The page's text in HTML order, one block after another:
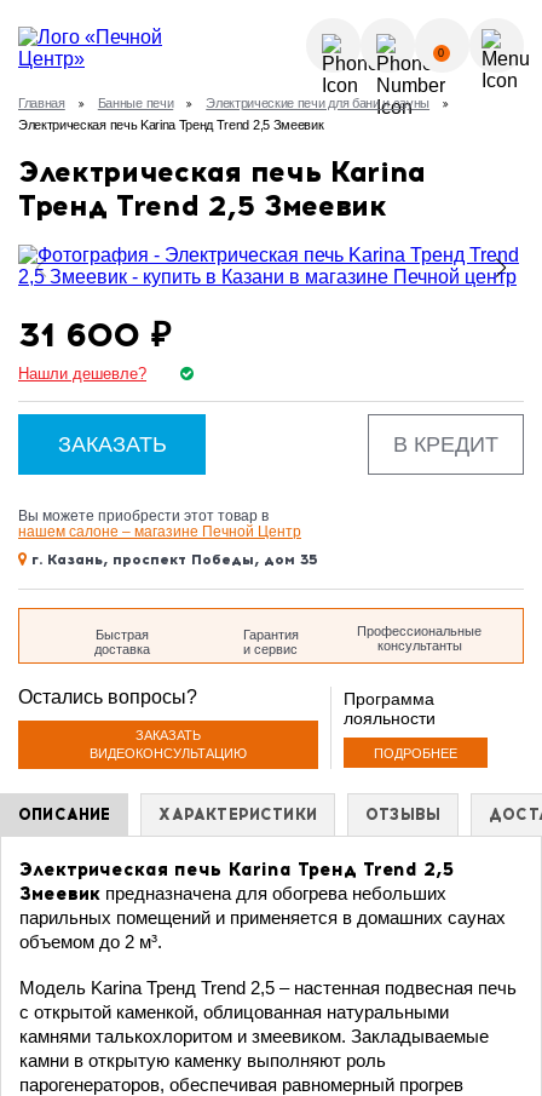
8 (843) 570-64-51
8 (937) 615-32-40
О КОМПАНИИ
КАК КУПИТЬ?
ПОЛЕЗНЫЕ СТАТЬИ
НОВОСТИ
КОНТАКТЫ
0
Главная Банные печи
Электрические печи для бани и сауны
Электрическая печь Karina Тренд Trend 2,5 Змеевик
Электрическая печь Karina
Тренд Trend 2,5 Змеевик
31 600 ₽
Нашли дешевле?
ЗАКАЗАТЬ В КРЕДИТ
Вы можете приобрести этот товар в
нашем салоне – магазине Печной Центр
г. Казань, проспект Победы, дом 35
Остались вопросы?
ЗАКАЗАТЬ
ВИДЕОКОНСУЛЬТАЦИЮ
Программа
лояльности
ПОДРОБНЕЕ
Быстрая
доставка
Гарантия
и сервис
Профессиональные
консультанты
ОПИСАНИЕ ХАРАКТЕРИСТИКИ ОТЗЫВЫ
Электрическая печь Karina Тренд Trend 2,5
Змеевик предназначена для обогрева небольших
парильных помещений и применяется в домашних саунах
объемом до 2 м³.
Модель Karina Тренд Trend 2,5 – настенная подвесная печь
с открытой каменкой, облицованная натуральными
камнями талькохлоритом и змеевиком. Закладываемые
камни в открытую каменку выполняют роль
парогенераторов, обеспечивая равномерный прогрев